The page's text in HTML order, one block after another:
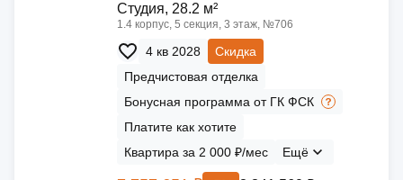
Cтудия, 28.2 м²
1.4 корпус, 5 секция, 3 этаж, №706
4 кв 2028
Скидка
Предчистовая отделка
Бонусная программа от ГК ФСК
Платите как хотите
Квартира за 2 000 ₽/мес
Ещё